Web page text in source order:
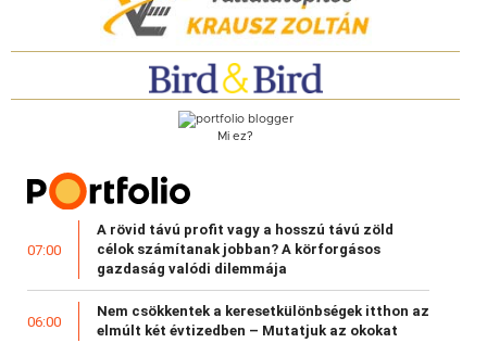
Mi ez?
07:00
A rövid távú profit vagy a hosszú távú zöld
célok számítanak jobban? A körforgásos
gazdaság valódi dilemmája
06:00
Nem csökkentek a keresetkülönbségek itthon az
elmúlt két évtizedben – Mutatjuk az okokat